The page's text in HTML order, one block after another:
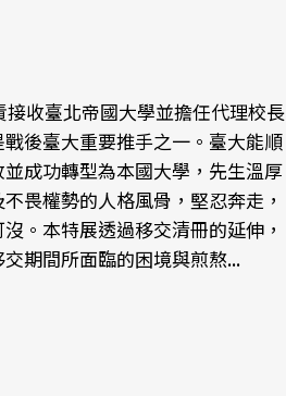
接收臺北帝國大學並擔任代理校長
後臺大重要推手之一。臺大能順
成功轉型為本國大學，先生溫厚
畏權勢的人格風骨，堅忍奔走，
。本特展透過移交清冊的延伸，
期間所面臨的困境與煎熬...